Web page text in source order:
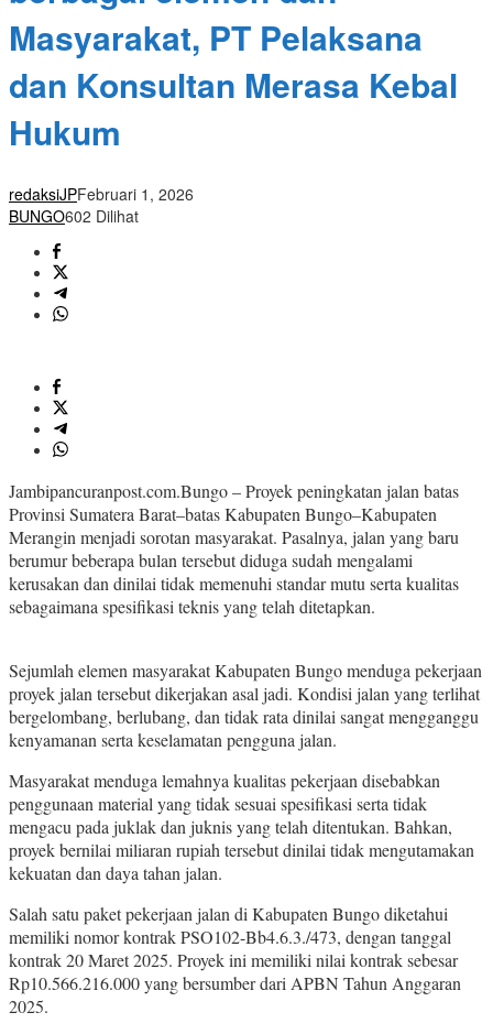
Masyarakat, PT Pelaksana
dan Konsultan Merasa Kebal
Hukum
redaksiJPFebruari 1, 2026
BUNGO602 Dilihat
Jambipancuranpost.com.Bungo – Proyek peningkatan jalan batas
Provinsi Sumatera Barat–batas Kabupaten Bungo–Kabupaten
Merangin menjadi sorotan masyarakat. Pasalnya, jalan yang baru
berumur beberapa bulan tersebut diduga sudah mengalami
kerusakan dan dinilai tidak memenuhi standar mutu serta kualitas
sebagaimana spesifikasi teknis yang telah ditetapkan.
Sejumlah elemen masyarakat Kabupaten Bungo menduga pekerjaan
proyek jalan tersebut dikerjakan asal jadi. Kondisi jalan yang terlihat
bergelombang, berlubang, dan tidak rata dinilai sangat mengganggu
kenyamanan serta keselamatan pengguna jalan.
Masyarakat menduga lemahnya kualitas pekerjaan disebabkan
penggunaan material yang tidak sesuai spesifikasi serta tidak
mengacu pada juklak dan juknis yang telah ditentukan. Bahkan,
proyek bernilai miliaran rupiah tersebut dinilai tidak mengutamakan
kekuatan dan daya tahan jalan.
Salah satu paket pekerjaan jalan di Kabupaten Bungo diketahui
memiliki nomor kontrak PSO102-Bb4.6.3./473, dengan tanggal
kontrak 20 Maret 2025. Proyek ini memiliki nilai kontrak sebesar
Rp10.566.216.000 yang bersumber dari APBN Tahun Anggaran
2025.